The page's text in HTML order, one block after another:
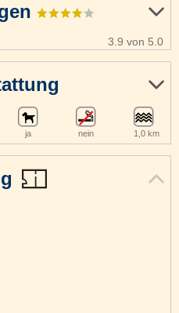
3.9 von 5.0
ja nein 1,0 km